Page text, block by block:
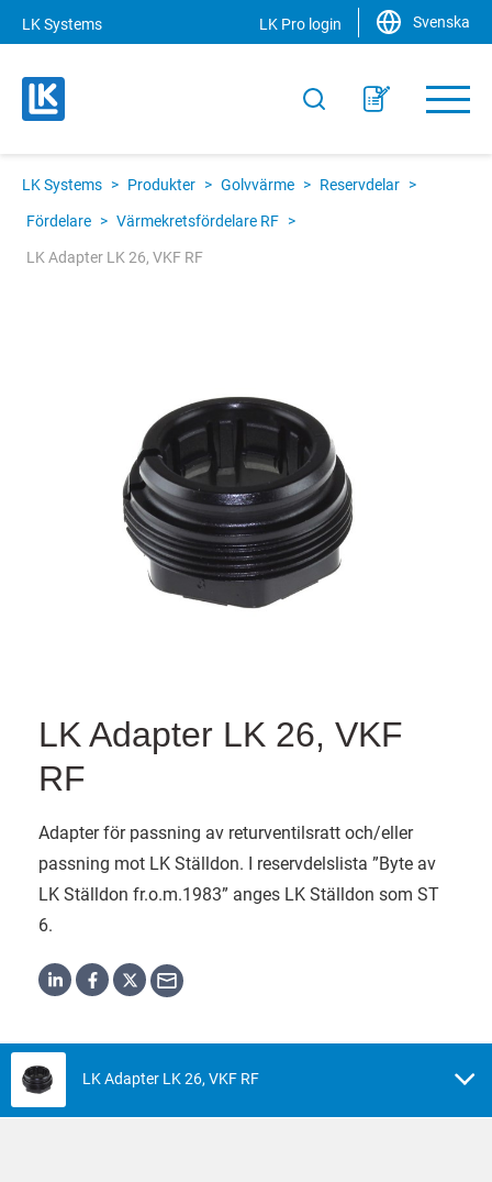
LK Systems LK Pro login Svenska
LK Systems > Produkter > Golvvärme > Reservdelar >
Fördelare > Värmekretsfördelare RF >
LK Adapter LK 26, VKF RF
LK Adapter LK 26, VKF
RF
Adapter för passning av returventilsratt och/eller
passning mot LK Ställdon. I reservdelslista ”Byte av
LK Ställdon fr.o.m.1983” anges LK Ställdon som ST
6.
LK Adapter LK 26, VKF RF